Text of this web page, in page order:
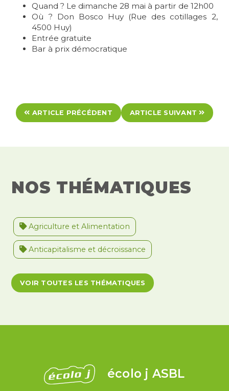
Quand ? Le dimanche 28 mai à partir de 12h00
Où ? Don Bosco Huy (Rue des cotillages 2,
4500 Huy)
Entrée gratuite
Bar à prix démocratique
ARTICLE PRÉCÉDENT ARTICLE SUIVANT
NOS THÉMATIQUES
Agriculture et Alimentation
Anticapitalisme et décroissance
Antiracisme et décolonisation
Antivalidisme Climat et environnement
Justice et violences policières
Migrations et asile
VOIR TOUTES LES THÉMATIQUES
écolo j ASBL